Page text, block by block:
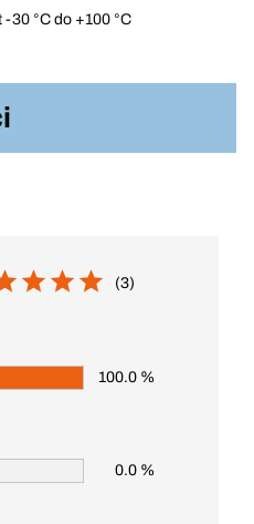
30 °C do +100 °C
(3)
100.0 %
0.0 %